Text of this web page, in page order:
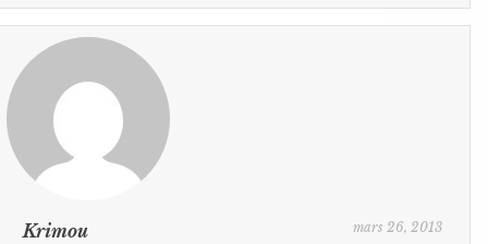
Krimou mars 26, 2013